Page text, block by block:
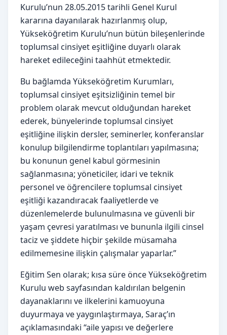
Kurulu’nun 28.05.2015 tarihli Genel Kurul
kararına dayanılarak hazırlanmış olup,
Yükseköğretim Kurulu’nun bütün bileşenlerinde
toplumsal cinsiyet eşitliğine duyarlı olarak
hareket edileceğini taahhüt etmektedir.
Bu bağlamda Yükseköğretim Kurumları,
toplumsal cinsiyet eşitsizliğinin temel bir
problem olarak mevcut olduğundan hareket
ederek, bünyelerinde toplumsal cinsiyet
eşitliğine ilişkin dersler, seminerler, konferanslar
konulup bilgilendirme toplantıları yapılmasına;
bu konunun genel kabul görmesinin
sağlanmasına; yöneticiler, idari ve teknik
personel ve öğrencilere toplumsal cinsiyet
eşitliği kazandıracak faaliyetlerde ve
düzenlemelerde bulunulmasına ve güvenli bir
yaşam çevresi yaratılması ve bununla ilgili cinsel
taciz ve şiddete hiçbir şekilde müsamaha
edilmemesine ilişkin çalışmalar yaparlar.”
Eğitim Sen olarak; kısa süre önce Yükseköğretim
Kurulu web sayfasından kaldırılan belgenin
dayanaklarını ve ilkelerini kamuoyuna
duyurmaya ve yaygınlaştırmaya, Saraç’ın
açıklamasındaki “aile yapısı ve değerlere